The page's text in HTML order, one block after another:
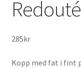
285kr
Kopp med fat i fint